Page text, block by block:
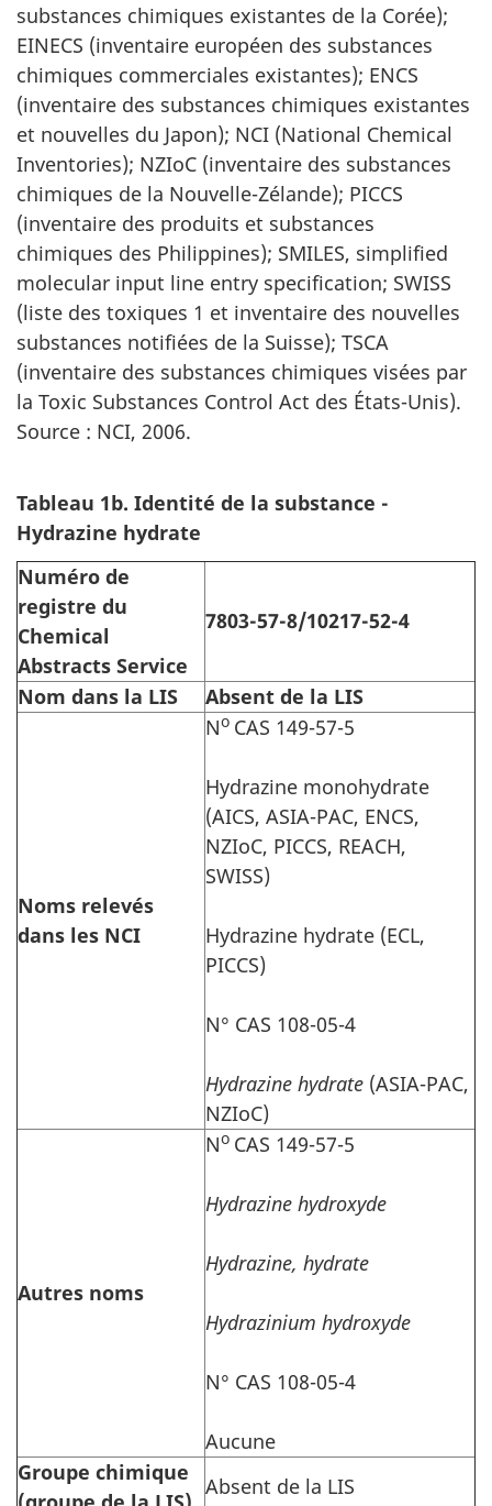
substances chimiques existantes de la Corée);
EINECS (inventaire européen des substances
chimiques commerciales existantes); ENCS
(inventaire des substances chimiques existantes
et nouvelles du Japon); NCI (National Chemical
Inventories); NZIoC (inventaire des substances
chimiques de la Nouvelle-Zélande); PICCS
(inventaire des produits et substances
chimiques des Philippines); SMILES, simplified
molecular input line entry specification; SWISS
(liste des toxiques 1 et inventaire des nouvelles
substances notifiées de la Suisse); TSCA
(inventaire des substances chimiques visées par
la Toxic Substances Control Act des États-Unis).
Source : NCI, 2006.
Tableau 1b. Identité de la substance -
Hydrazine hydrate
Numéro de
registre du
Chemical
Abstracts Service
7803-57-8/10217-52-4
Nom dans la LIS Absent de la LIS
Noms relevés
dans les NCI
No CAS 149-57-5
Hydrazine monohydrate
(AICS, ASIA-PAC, ENCS,
NZIoC, PICCS, REACH,
SWISS)
Hydrazine hydrate (ECL,
PICCS)
N° CAS 108-05-4
Hydrazine hydrate (ASIA-PAC,
NZIoC)
Autres noms
No CAS 149-57-5
Hydrazine hydroxyde
Hydrazine, hydrate
Hydrazinium hydroxyde
N° CAS 108-05-4
Aucune
Groupe chimique
Absent de la LIS